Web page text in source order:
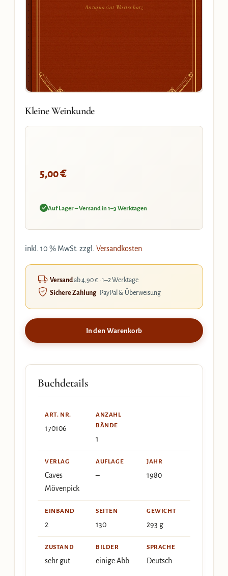
Antiquariat Wortschatz
Kleine Weinkunde
5,00€
Auf Lager – Versand in 1–3 Werktagen
inkl. 10 % MwSt. zzgl. Versandkosten
Versandab 4,90 € · 1–2 Werktage
Sichere Zahlung· PayPal & Überweisung
In den Warenkorb
Buchdetails
ART. NR.
170106
ANZAHL
BÄNDE
1
VERLAG
Caves
Mövenpick
AUFLAGE
–
JAHR
1980
EINBAND
2
SEITEN
130
GEWICHT
293 g
ZUSTAND
sehr gut
BILDER
einige Abb.
SPRACHE
Deutsch